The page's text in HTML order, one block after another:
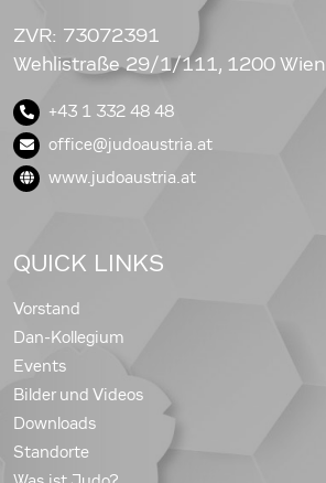
ZVR: 73072391
Wehlistraße 29/1/111, 1200 Wien
+43 1 332 48 48
office@judoaustria.at
www.judoaustria.at
QUICK LINKS
Vorstand
Dan-Kollegium
Events
Bilder und Videos
Downloads
Standorte